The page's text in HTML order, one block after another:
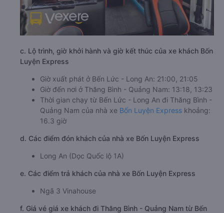
c. Lộ trình, giờ khởi hành và giờ kết thúc của xe khách Bốn
Luyện Express
Giờ xuất phát ở Bến Lức - Long An: 21:00, 21:05
Giờ đến nơi ở Thăng Bình - Quảng Nam: 13:18, 13:23
Thời gian chạy từ Bến Lức - Long An đi Thăng Bình -
Quảng Nam của nhà xe Bốn Luyện Express khoảng:
16.3 giờ
d. Các điểm đón khách của nhà xe Bốn Luyện Express
Long An (Dọc Quốc lộ 1A)
e. Các điểm trả khách của nhà xe Bốn Luyện Express
Ngã 3 Vinahouse
f. Giá vé giá xe khách đi Thăng Bình - Quảng Nam từ Bến